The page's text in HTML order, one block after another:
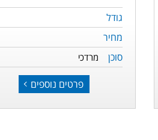
גודל
מחיר
סוכן
מרדכי
פרטים נוספים